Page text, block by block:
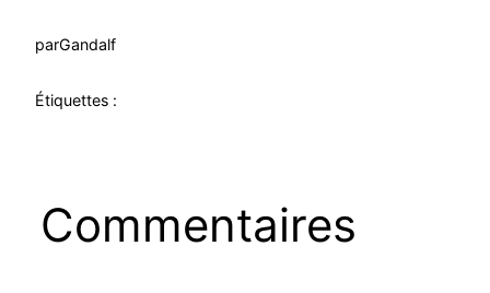
parGandalf
Étiquettes :
Commentaires